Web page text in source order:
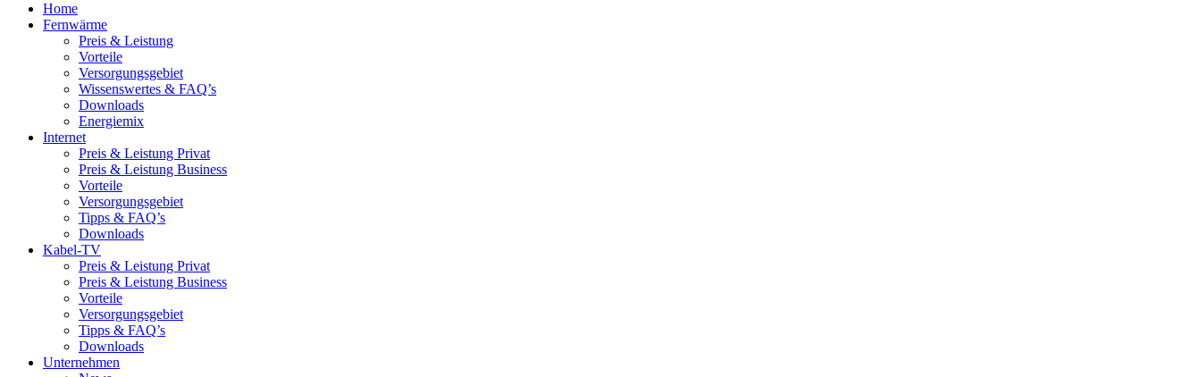
Home
Fernwärme
Preis & Leistung
Vorteile
Versorgungsgebiet
Wissenswertes & FAQ’s
Downloads
Energiemix
Internet
Preis & Leistung Privat
Preis & Leistung Business
Vorteile
Versorgungsgebiet
Tipps & FAQ’s
Downloads
Kabel-TV
Preis & Leistung Privat
Preis & Leistung Business
Vorteile
Versorgungsgebiet
Tipps & FAQ’s
Downloads
Unternehmen